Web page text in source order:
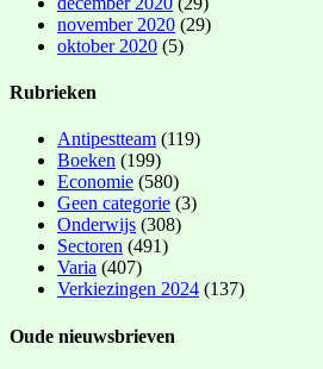
november 2020 (29)
oktober 2020 (5)
Rubrieken
Antipestteam (119)
Boeken (199)
Economie (580)
Geen categorie (3)
Onderwijs (308)
Sectoren (491)
Varia (407)
Verkiezingen 2024 (137)
Oude nieuwsbrieven